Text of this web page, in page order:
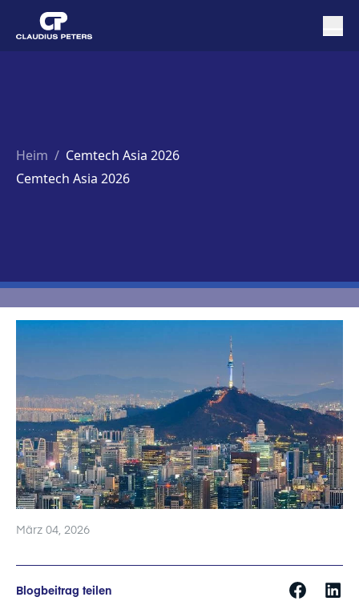
Heim / Cemtech Asia 2026
Cemtech Asia 2026
März 04, 2026
Blogbeitrag teilen